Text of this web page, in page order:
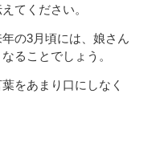
てください。
の3月頃には、娘さん
ることでしょう。
をあまり口にしなく